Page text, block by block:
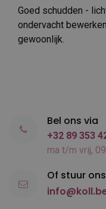
Goed schudden -
ondervacht
gewoonlijk.
Bel ons via
+32 89 353
ma t/m vrij,
Of stuur